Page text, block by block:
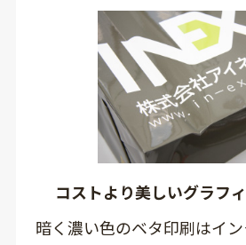
コストより美しいグラフ
暗く濃い色のベタ印刷はイ